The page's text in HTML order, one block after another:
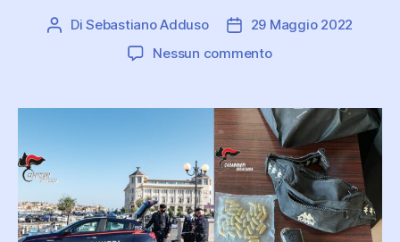
Autore
DiSebastiano Adduso
Data
dell'articolo
29 Maggio 2022
Nessun commentosu
pregiudicati
detenzione
abusiva
di
pistola
e
munizioni